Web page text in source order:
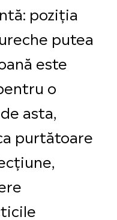
poziția
putea
este
o
asta,
purtătoare